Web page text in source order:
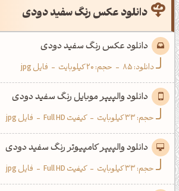
دانلود عکس رنگ سفید دودی
دانلود عکس رنگ سفید دودی
دانلود:85
- حجم: 20 کیلوبایت - فایل jpg
دانلود والپیپر موبایل رنگ سفید دودی
حجم: 33 کیلوبایت - کیفیت Full HD - فایل jpg
دانلود والپیپر کامپیوتر رنگ سفید دودی
حجم: 33 کیلوبایت - کیفیت Full HD - فایل jpg